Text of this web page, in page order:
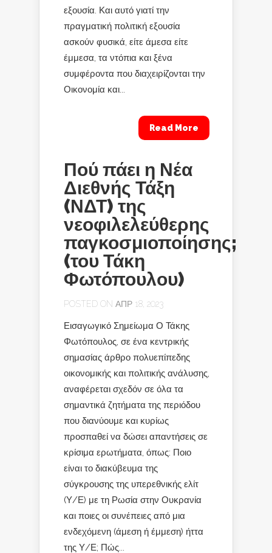
εξουσία. Και αυτό γιατί την
πραγματική πολιτική εξουσία
ασκούν φυσικά, είτε άμεσα είτε
έμμεσα, τα ντόπια και ξένα
συμφέροντα που διαχειρίζονται την
Οικονομία και...
Read More
Πού πάει η Νέα
Διεθνής Τάξη
(ΝΔΤ) της
νεοφιλελεύθερης
παγκοσμιοποίησης;
(του Τάκη
Φωτόπουλου)
POSTED ON ΑΠΡ 18, 2023
Εισαγωγικό Σημείωμα Ο Τάκης
Φωτόπουλος, σε ένα κεντρικής
σημασίας άρθρο πολυεπίπεδης
οικονομικής και πολιτικής ανάλυσης,
αναφέρεται σχεδόν σε όλα τα
σημαντικά ζητήματα της περιόδου
που διανύουμε και κυρίως
προσπαθεί να δώσει απαντήσεις σε
κρίσιμα ερωτήματα, όπως: Ποιο
είναι το διακύβευμα της
σύγκρουσης της υπερεθνικής ελίτ
(Υ/Ε) με τη Ρωσία στην Ουκρανία
και ποιες οι συνέπειες από μια
ενδεχόμενη (άμεση ή έμμεση) ήττα
της Υ/Ε; Πώς...